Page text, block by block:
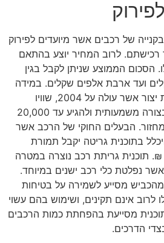
של רכבים אשר מיועדים לפירוק
רכישתם. לרוב המחיר יוצע בהתאם
הסכום הממוצע שניתן לקבל בגין
ועד ארבת אלפים שקלים. במידה
ומדובר על רכב יקר משנת יצור אשר עולה על 2004, שוויו
לפירוק עשוי להיות גבוה בצורה משמעותית ולהגיע עד 20,000
הבעלים החוקי של הרכב אשר
בתוכנית גריטה יקבל תמורת
הרכב שלו שווי של 3000 ₪. תוכנית גריתת רכב נוצרה במטרה
נפלטת כלי רכב ישנים במיוחד.
מסייע לשמירה על בטיחות
לרוב אינם תקינים, ושימוש בהם עשוי
מסייעת בהפחתת כמות הרכבים
הדרכים.